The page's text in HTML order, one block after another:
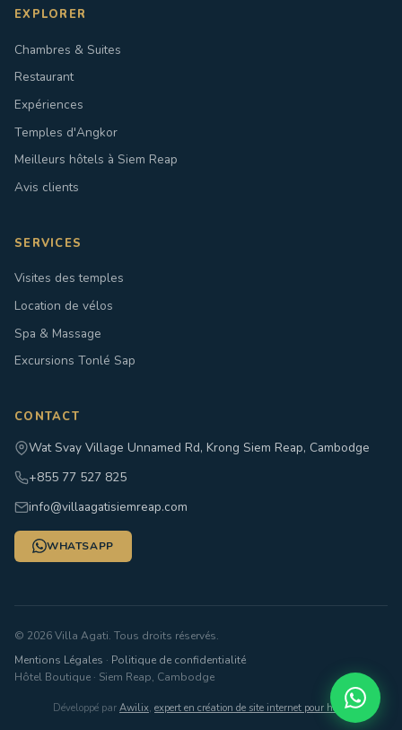
EXPLORER
Chambres & Suites
Restaurant
Expériences
Temples d'Angkor
Meilleurs hôtels à Siem Reap
Avis clients
SERVICES
Visites des temples
Location de vélos
Spa & Massage
Excursions Tonlé Sap
CONTACT
Wat Svay Village Unnamed Rd, Krong Siem Reap, Cambodge
+855 77 527 825
info@villaagatisiemreap.com
WHATSAPP
© 2026 Villa Agati. Tous droits réservés.
Mentions Légales · Politique de confidentialité
Hôtel Boutique · Siem Reap, Cambodge
Développé par Awilix, expert en création de site internet pour hotel